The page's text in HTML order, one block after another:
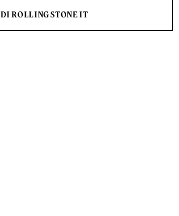
DI ROLLING STONE IT